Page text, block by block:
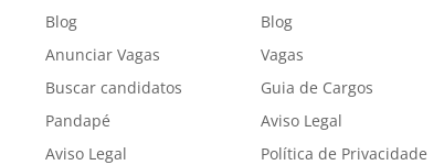
Blog
Anunciar Vagas
Buscar candidatos
Pandapé
Aviso Legal
Blog
Vagas
Guia de Cargos
Aviso Legal
Política de Privacidade